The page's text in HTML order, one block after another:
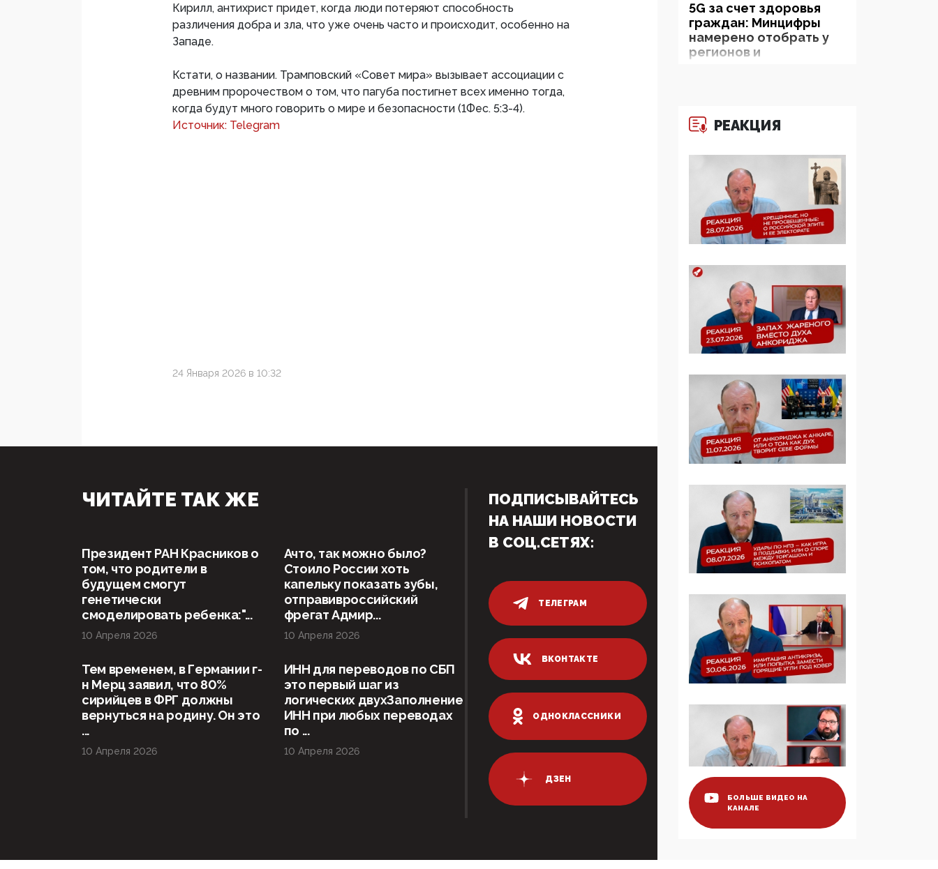
Кирилл, антихрист придет, когда люди потеряют способность
различения добра и зла, что уже очень часто и происходит, особенно на
Западе.
Кстати, о названии. Трамповский «Совет мира» вызывает ассоциации с
древним пророчеством о том, что пагуба постигнет всех именно тогда,
когда будут много говорить о мире и безопасности (1Фес. 5:3-4).
Источник: Telegram
24 Января 2026 в 10:32
5G за счет здоровья
граждан: Минцифры
намерено отобрать у
регионов и
Роскомнадзор
освободили от борца с
деструктивным и
опасным контентом
07:39, 25 Мая 2026
Манифест против
семьи и традиционных
ценностей: «Новые
люди» поднимают
электорат феминисток
на битву с
мужчинами-«бабуинам
05:08, 15 Мая 2026
Эзотерика,
инфоцыганство и
лженаука под ширмой
защиты традиционных
выступал на форуме
«Россия 809. Традиции
будущего»
09:40, 06 Мая 2026
Симулякр патриотизма
профилактика негатива
среди молодежи снова
отдана на откуп
«движперам»
03:35, 25 Апреля 2026
120 лет
парламентаризма: как
институт
народовластия
превратился в «чего
изволите» для
Правительства и АП
06:29, 15 Апреля 2026
РЕАКЦИЯ
БОЛЬШЕ ВИДЕО НА
КАНАЛЕ
ЧИТАЙТЕ ТАК ЖЕ
Президент РАН Красников о
том, что родители в
будущем смогут
генетически
смоделировать ребенка:"...
10 Апреля 2026
Ачто, так можно было?
Стоило России хоть
капельку показать зубы,
отправивроссийский
фрегат Адмир...
10 Апреля 2026
Тем временем, в Германии г-
н Мерц заявил, что 80%
сирийцев в ФРГ должны
вернуться на родину. Он это
...
10 Апреля 2026
ИНН для переводов по СБП
это первый шаг из
логических двухЗаполнение
ИНН при любых переводах
по ...
10 Апреля 2026
ПОДПИСЫВАЙТЕСЬ
НА НАШИ НОВОСТИ
В СОЦ.СЕТЯХ:
ТЕЛЕГРАМ
ВКОНТАКТЕ
ОДНОКЛАССНИКИ
ДЗЕН